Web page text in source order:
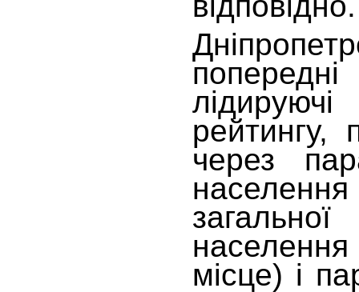
рейтингу,
через
місце) і